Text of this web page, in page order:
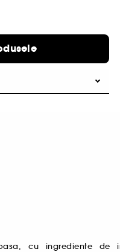
cu ingrediente de